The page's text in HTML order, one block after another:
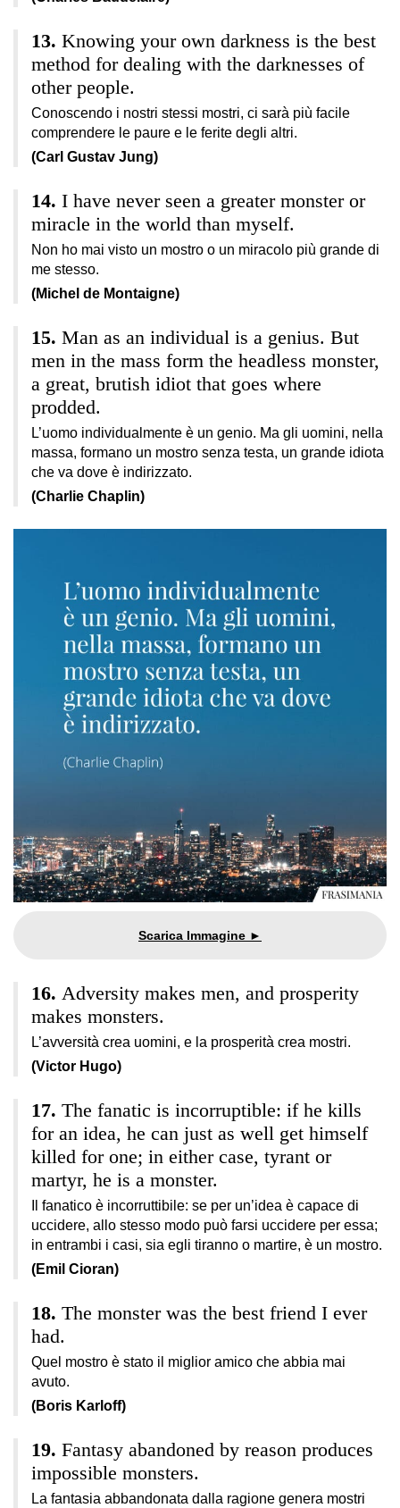
Knowing your own darkness is the best
method for dealing with the darknesses of
other people.
Conoscendo i nostri stessi mostri, ci sarà più facile
comprendere le paure e le ferite degli altri.
(Carl Gustav Jung)
I have never seen a greater monster or
miracle in the world than myself.
Non ho mai visto un mostro o un miracolo più grande di
me stesso.
(Michel de Montaigne)
Man as an individual is a genius. But
men in the mass form the headless monster,
a great, brutish idiot that goes where
prodded.
L’uomo individualmente è un genio. Ma gli uomini, nella
massa, formano un mostro senza testa, un grande idiota
che va dove è indirizzato.
(Charlie Chaplin)
Adversity makes men, and prosperity
makes monsters.
L’avversità crea uomini, e la prosperità crea mostri.
(Victor Hugo)
The fanatic is incorruptible: if he kills
for an idea, he can just as well get himself
killed for one; in either case, tyrant or
martyr, he is a monster.
Il fanatico è incorruttibile: se per un’idea è capace di
uccidere, allo stesso modo può farsi uccidere per essa;
in entrambi i casi, sia egli tiranno o martire, è un mostro.
(Emil Cioran)
The monster was the best friend I ever
had.
Quel mostro è stato il miglior amico che abbia mai
avuto.
(Boris Karloff)
Fantasy abandoned by reason produces
impossible monsters.
La fantasia abbandonata dalla ragione genera mostri